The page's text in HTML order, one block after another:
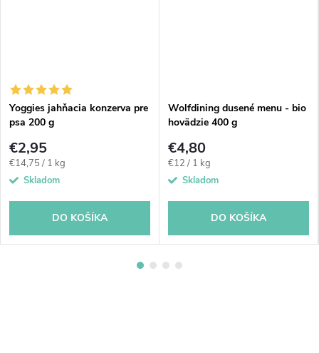
Yoggies jahňacia konzerva pre
psa 200 g
€2,95
Jednotková
cena:
€14,75 / 1 kg
Skladom
DO KOŠÍKA
Wolfdining dusené menu - bio
hovädzie 400 g
€4,80
Jednotková
cena:
€12 / 1 kg
Skladom
DO KOŠÍKA